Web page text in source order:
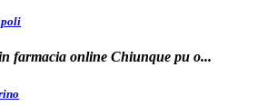
farmacia online Chiunque pu o...